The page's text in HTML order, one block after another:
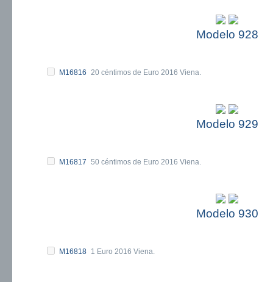
Modelo 928
M16816 20 céntimos de Euro 2016 Viena.
Modelo 929
M16817 50 céntimos de Euro 2016 Viena.
Modelo 930
M16818 1 Euro 2016 Viena.